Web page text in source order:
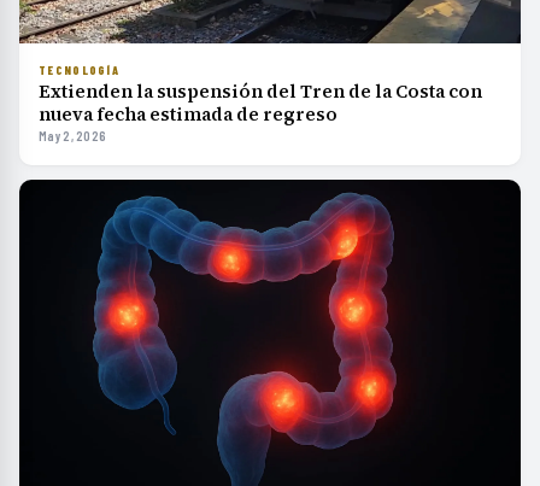
TECNOLOGÍA
Extienden la suspensión del Tren de la Costa con
nueva fecha estimada de regreso
May 2, 2026